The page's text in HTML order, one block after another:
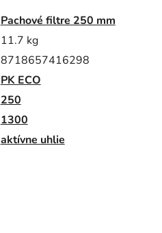
Pachové filtre 250 mm
11.7 kg
8718657416298
PK ECO
250
1300
aktívne uhlie